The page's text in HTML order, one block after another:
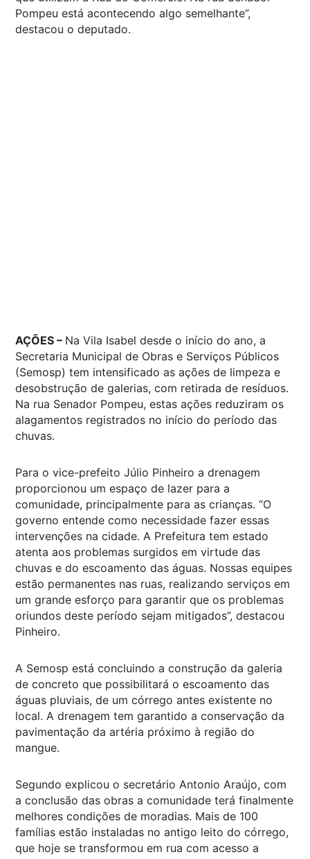
Pompeu está acontecendo algo semelhante”,
destacou o deputado.
AÇÕES – Na Vila Isabel desde o início do ano, a
Secretaria Municipal de Obras e Serviços Públicos
(Semosp) tem intensificado as ações de limpeza e
desobstrução de galerias, com retirada de resíduos.
Na rua Senador Pompeu, estas ações reduziram os
alagamentos registrados no início do período das
chuvas.
Para o vice-prefeito Júlio Pinheiro a drenagem
proporcionou um espaço de lazer para a
comunidade, principalmente para as crianças. “O
governo entende como necessidade fazer essas
intervenções na cidade. A Prefeitura tem estado
atenta aos problemas surgidos em virtude das
chuvas e do escoamento das águas. Nossas equipes
estão permanentes nas ruas, realizando serviços em
um grande esforço para garantir que os problemas
oriundos deste período sejam mitigados”, destacou
Pinheiro.
A Semosp está concluindo a construção da galeria
de concreto que possibilitará o escoamento das
águas pluviais, de um córrego antes existente no
local. A drenagem tem garantido a conservação da
pavimentação da artéria próximo à região do
mangue.
Segundo explicou o secretário Antonio Araújo, com
a conclusão das obras a comunidade terá finalmente
melhores condições de moradias. Mais de 100
famílias estão instaladas no antigo leito do córrego,
que hoje se transformou em rua com acesso a